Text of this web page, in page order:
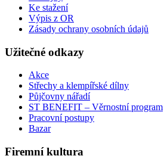
Ke stažení
Výpis z OR
Zásady ochrany osobních údajů
Užitečné odkazy
Akce
Střechy a klempířské dílny
Půjčovny nářadí
ST BENEFIT – Věrnostní program
Pracovní postupy
Bazar
Firemní kultura